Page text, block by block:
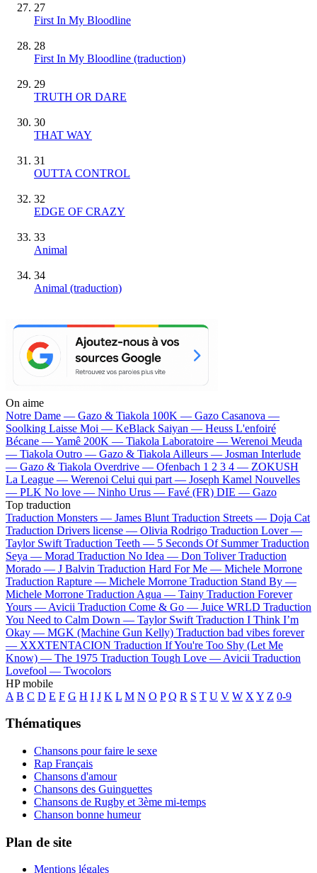
27
First In My Bloodline
28
First In My Bloodline (traduction)
29
TRUTH OR DARE
30
THAT WAY
31
OUTTA CONTROL
32
EDGE OF CRAZY
33
Animal
34
Animal (traduction)
On aime
Notre Dame — Gazo & Tiakola 100K — Gazo Casanova —
Soolking Laisse Moi — KeBlack Saiyan — Heuss L'enfoiré
Bécane —Yamê 200K — Tiakola Laboratoire — Werenoi Meuda
— Tiakola Outro — Gazo & Tiakola Ailleurs — Josman Interlude
— Gazo & Tiakola Overdrive — Ofenbach 1 2 3 4 — ZOKUSH
La League — Werenoi Celui qui part — Joseph Kamel Nouvelles
— PLK No love — Ninho Urus — Favé (FR) DIE — Gazo
Top traduction
Traduction Monsters — James Blunt Traduction Streets — Doja Cat
Traduction Drivers license — Olivia Rodrigo Traduction Lover —
Taylor Swift Traduction Teeth — 5 Seconds Of Summer Traduction
Seya — Morad Traduction No Idea — Don Toliver Traduction
Morado — J Balvin Traduction Hard For Me — Michele Morrone
Traduction Rapture — Michele Morrone Traduction Stand By —
Michele Morrone Traduction Agua — Tainy Traduction Forever
Yours — Avicii Traduction Come & Go — Juice WRLD Traduction
You Need to Calm Down — Taylor Swift Traduction I Think I’m
Okay — MGK (Machine Gun Kelly) Traduction bad vibes forever
— XXXTENTACION Traduction If You're Too Shy (Let Me
Know) — The 1975 Traduction Tough Love — Avicii Traduction
Lovefool — Twocolors
HP mobile
A B C D E F G H I J K L M N O P Q R S T U V W X Y Z 0-9
Thématiques
Chansons pour faire le sexe
Rap Français
Chansons d'amour
Chansons des Guinguettes
Chansons de Rugby et 3ème mi-temps
Chanson bonne humeur
Plan de site
Mentions légales